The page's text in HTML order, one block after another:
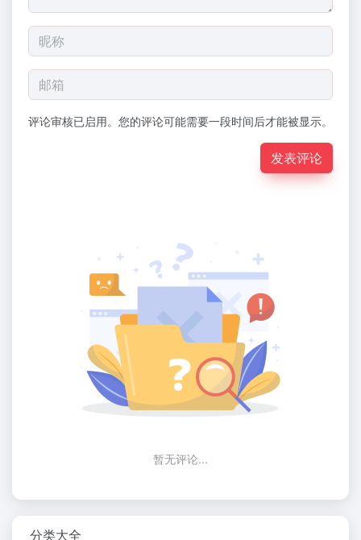
评论审核已启用。您的评论可能需要一段时间后才能被显示。
发表评论
暂无评论...
分类大全